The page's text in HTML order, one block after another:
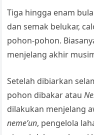
Tiga hingga enam
dan semak belukar,
pohon-pohon.
menjelang akhir
Setelah dibiarkan
pohon dibakar atau
dilakukan menjelang
neme’un, pengelola